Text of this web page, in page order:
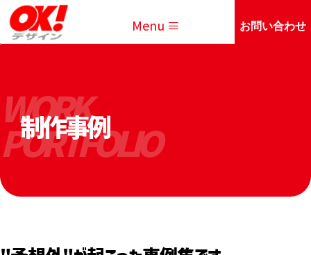
Menu お問い合わせ
制作事例
WORK
PORTFOLIO